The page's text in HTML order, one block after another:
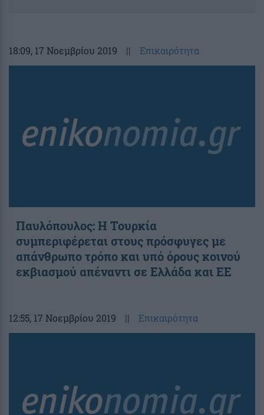
18:09, 17 Νοεμβρίου 2019 || Επικαιρότητα
Παυλόπουλος: Η Τουρκία
συμπεριφέρεται στους πρόσφυγες με
απάνθρωπο τρόπο και υπό όρους κοινού
εκβιασμού απέναντι σε Ελλάδα και ΕE
12:55, 17 Νοεμβρίου 2019 || Επικαιρότητα